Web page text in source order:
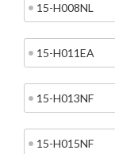
15-H008NL
15-H011EA
15-H013NF
15-H015NF